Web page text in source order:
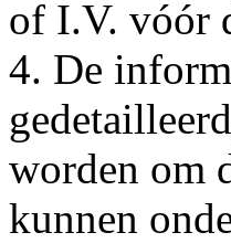
of I.V. vóór
4. De
worden om
kunnen